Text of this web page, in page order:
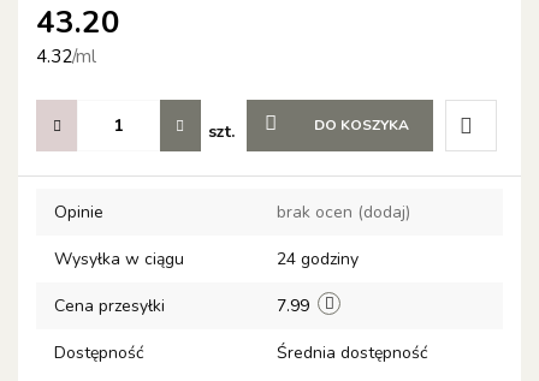
43.20
4.32/ml
szt. DO KOSZYKA
Do
Opinie brak ocen (dodaj)
Wysyłka w ciągu 24 godziny
Cena przesyłki 7.99
Dostępność Średnia dostępność